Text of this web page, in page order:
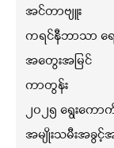
အင်တာဗျူး
ကရင်နီဘာသာ ရ
အတွေးအမြင်
ကာတွန်း
၂၀၂၅ ရွေးကော
အမျိုးသမီးအခွင့်